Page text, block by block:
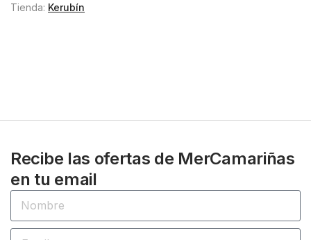
Tienda: Kerubín
Recibe las ofertas de MerCamariñas
en tu email